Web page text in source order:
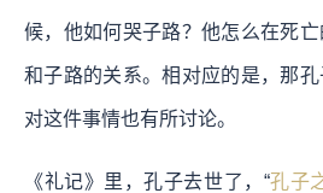
候，他如何哭子路？他怎么在死
和子路的关系。相对应的是，那
对这件事情也有所讨论。
《礼记》里，孔子去世了，“孔子